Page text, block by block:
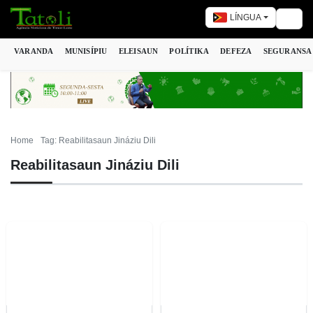
LÍNGUA
VARANDA MUNISÍPIU ELEISAUN POLÍTIKA DEFEZA SEGURANSA
Home Tag: Reabilitasaun Jináziu Dili
Reabilitasaun Jináziu Dili